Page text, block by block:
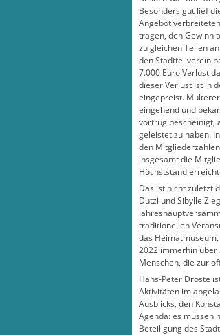
Besonders gut lief
Angebot
tragen, den Gewinn
zu gleichen Teilen
den Stadtteilverein
7.000 Euro Verlust
dieser Verlust ist in
eingepreist.
eingehend und
vortrug bescheinigt,
geleistet zu haben.
den
insgesamt die
Höchststand
Das ist nicht zuletzt
Dutzi und Sibylle
traditionellen
das
2022 immerhin über
Menschen, die zur
Hans-Peter Droste
Aktivitäten im
Ausblicks, den
Agenda: es müssen
Beteiligung des